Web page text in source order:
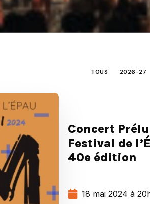
TOUS 2026-27
Concert
Festival de
40e édition
18 mai 2024 à